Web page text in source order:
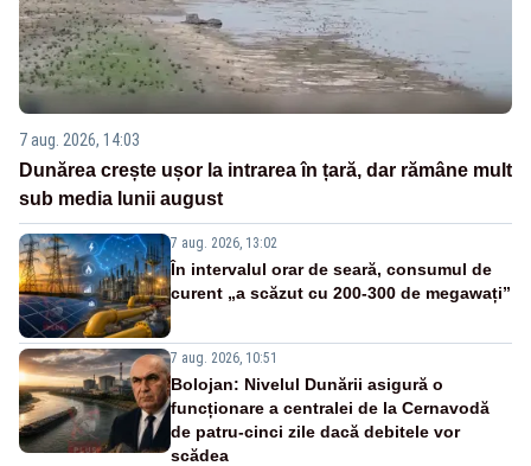
7 aug. 2026, 14:03
Dunărea crește ușor la intrarea în țară, dar rămâne mult
sub media lunii august
7 aug. 2026, 13:02
În intervalul orar de seară, consumul de
curent „a scăzut cu 200-300 de megawați”
7 aug. 2026, 10:51
Bolojan: Nivelul Dunării asigură o
funcționare a centralei de la Cernavodă
de patru-cinci zile dacă debitele vor
scădea